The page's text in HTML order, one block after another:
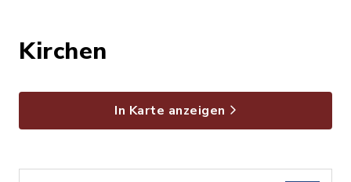
Kirchen
In Karte anzeigen